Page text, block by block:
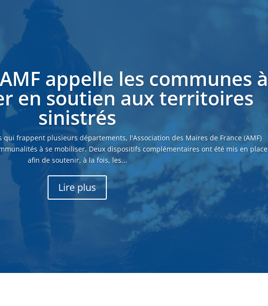
appelle les communes à
en soutien aux territoires
sinistrés
qui frappent plusieurs départements, l'Association des Maires de France (AMF)
à se mobiliser. Deux dispositifs complémentaires ont été mis en place
afin de soutenir, à la fois, les...
Lire plus